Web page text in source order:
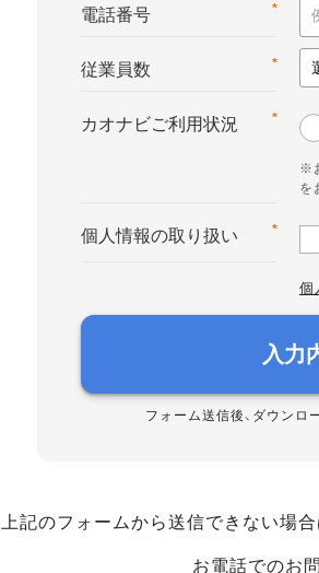
*
電話番号
*
従業員数
*
カオナビご利用状況
※
を
*
個人情報の取り扱い
個
入力
フォーム送信後、ダウンロ
上記のフォームから送信できない場合
お電話でのお